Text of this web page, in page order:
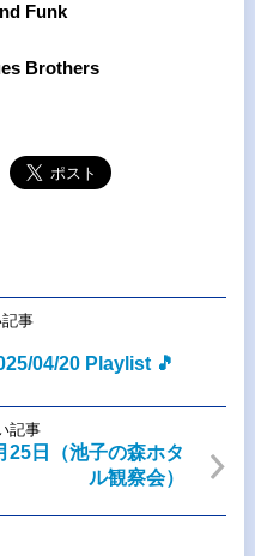
Funk
Brothers
事
04/20 Playlist 🎵
記事
日（池子の森ホタ
ル観察会）